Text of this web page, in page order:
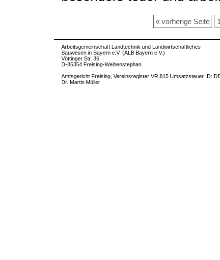
« vorherige Seite
Arbeitsgemeinschaft Landtechnik und Landwirtschaftliches
Bauwesen in Bayern e.V. (ALB Bayern e.V.)
Vöttinger Str. 36
D-85354 Freising-Weihenstephan
Amtsgericht Freising, Vereinsregister VR 815 Umsatzsteuer ID:
Dr. Martin Müller